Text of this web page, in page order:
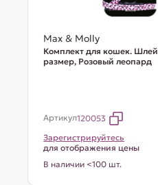
Max & Molly
Комплект для кошек.
размер, Розовый леопард
Артикул120053
Зарегистрируйтесь
для отображения цены
В наличии <100 шт.